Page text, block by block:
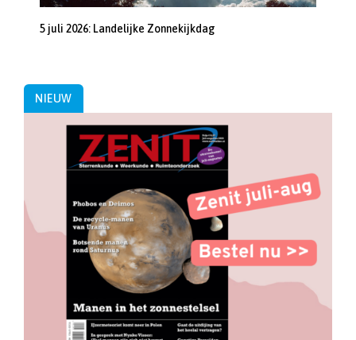
5 juli 2026: Landelijke Zonnekijkdag
NIEUW